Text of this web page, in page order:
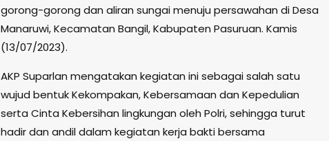
gorong-gorong dan aliran sungai menuju persawahan di Desa
Manaruwi, Kecamatan Bangil, Kabupaten Pasuruan. Kamis
(13/07/2023).
AKP Suparlan mengatakan kegiatan ini sebagai salah satu
wujud bentuk Kekompakan, Kebersamaan dan Kepedulian
serta Cinta Kebersihan lingkungan oleh Polri, sehingga turut
hadir dan andil dalam kegiatan kerja bakti bersama